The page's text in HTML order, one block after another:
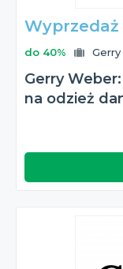
Wyprzedaż
do 40%
Gerry
na odzież